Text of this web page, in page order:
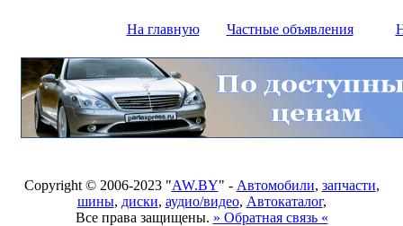
На главную Частные объявления
Copyright © 2006-2023 "AW.BY" - Автомобили, запчасти,
шины, диски, аудио/видео, Автокаталог,
Все права защищены. » Обратная связь «